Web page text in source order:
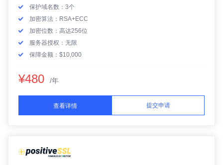
保护域名数：3个
加密算法：RSA+ECC
加密位数：高达256位
服务器授权：无限
保障金额：$10,000
¥480 /年
查看详情 提交申请